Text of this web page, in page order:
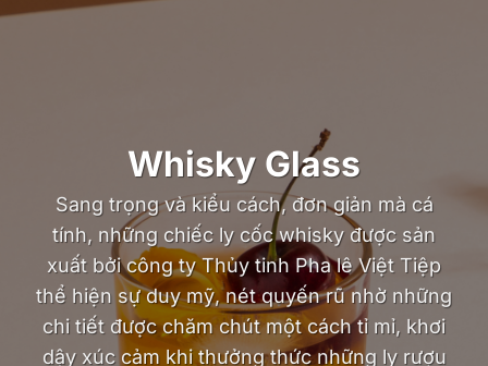
Whisky Glass
Sang trọng và kiểu cách, đơn giản mà cá
tính, những chiếc ly cốc whisky được sản
xuất bởi công ty Thủy tinh Pha lê Việt Tiệp
thể hiện sự duy mỹ, nét quyến rũ nhờ những
chi tiết được chăm chút một cách tỉ mỉ, khơi
dậy xúc cảm khi thưởng thức những ly rượu